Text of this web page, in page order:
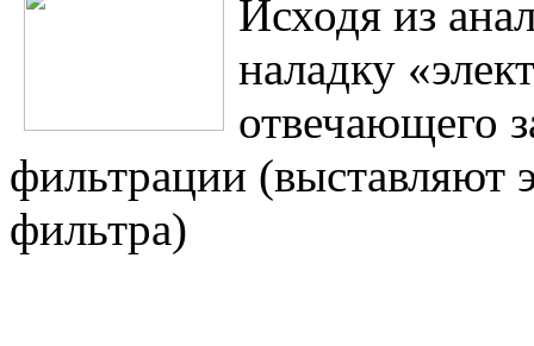
Исходя из
наладку
отвечающего
фильтрации (выставляют
фильтра)